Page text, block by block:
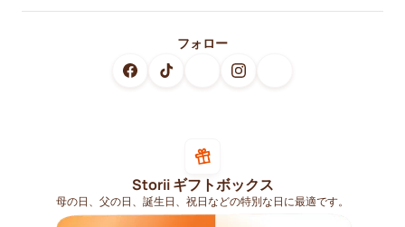
フォロー
Storii ギフトボックス
母の日、父の日、誕生日、祝日などの特別な日に最適です。